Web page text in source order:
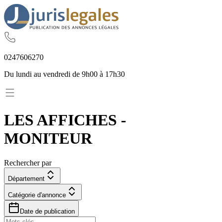
0247606270
Du lundi au vendredi de 9h00 à 17h30
LES AFFICHES -
MONITEUR
Rechercher par
Département
Catégorie d'annonce
Date de publication